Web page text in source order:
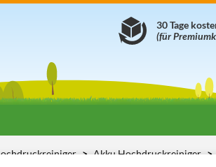
30 Tage
(für
Akku Hochdruckreiniger